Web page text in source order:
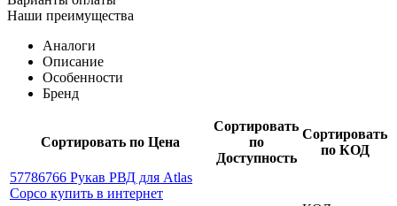
Наши преимущества
Аналоги
Описание
Особенности
Бренд
Сортировать по Цена
Сортировать
по
Доступность
Сортировать
по КОД